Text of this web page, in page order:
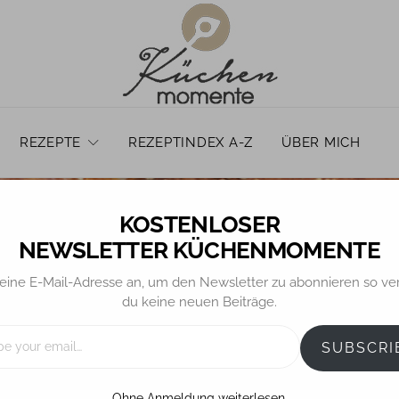
REZEPTE REZEPTINDEX A-Z ÜBER MICH
ALLGEMEIN BROT / BRÖTCHEN
Buns (No-
Übernachtgare)
NEWSLETTER KÜCHENMOMENTE
E-Mail-Adresse an, um den Newsletter zu abonnieren so
du keine neuen Beiträge.